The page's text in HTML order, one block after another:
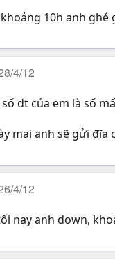
10h anh ghé
4/12
dt của em là số
mai anh sẽ gửi đĩa
4/12
nay anh down,